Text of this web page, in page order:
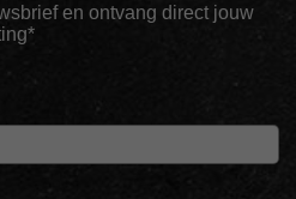
en ontvang direct jouw